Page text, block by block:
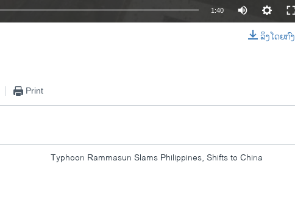
SHARE
1:40
ລິງໂດຍກົງ
Print
Typhoon Rammasun Slams Philippines, Shifts to China